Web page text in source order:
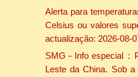
Alerta para
Celsius ou valores
actualização: 2026-08-
SMG－Info especial：
Leste da China. Sob